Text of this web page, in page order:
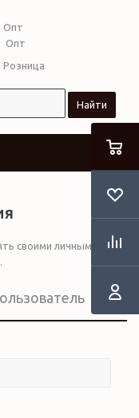
Опт
Опт
Розница
Найти
своими личными